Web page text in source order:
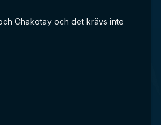
Chakotay och det krävs inte